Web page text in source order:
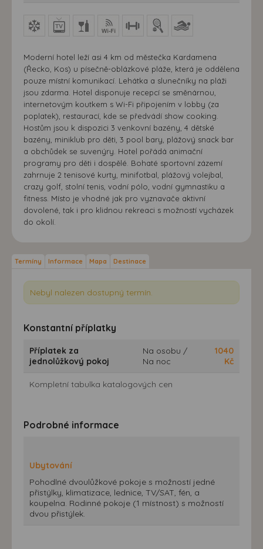
Moderní hotel leží asi 4 km od městečka Kardamena
(Řecko, Kos) u písečně-oblázkové pláže, která je oddělena
pouze místní komunikací. Lehátka a slunečníky na pláži
jsou zdarma. Hotel disponuje recepcí se směnárnou,
internetovým koutkem s Wi-Fi připojením v lobby (za
poplatek), restaurací, kde se předvádí show cooking.
Hostům jsou k dispozici 3 venkovní bazény, 4 dětské
bazény, miniklub pro děti, 3 pool bary, plážový snack bar
a obchůdek se suvenýry. Hotel pořádá animační
programy pro děti i dospělé. Bohaté sportovní zázemí
zahrnuje 2 tenisové kurty, minifotbal, plážový volejbal,
crazy golf, stolní tenis, vodní pólo, vodní gymnastiku a
fitness. Místo je vhodné jak pro vyznavače aktivní
dovolené, tak i pro klidnou rekreaci s možností vycházek
do okolí.
Termíny Informace Mapa Destinace
Nebyl nalezen dostupný termín.
Konstantní příplatky
Příplatek za
jednolůžkový pokoj
Na osobu /
Na noc
1040
Kč
Kompletní tabulka katalogových cen
Podrobné informace
Ubytování
Pohodlné dvoulůžkové pokoje s možností jedné
přistýlky, klimatizace, lednice, TV/SAT, fén, a
koupelna. Rodinné pokoje (1 místnost) s možností
dvou přistýlek.